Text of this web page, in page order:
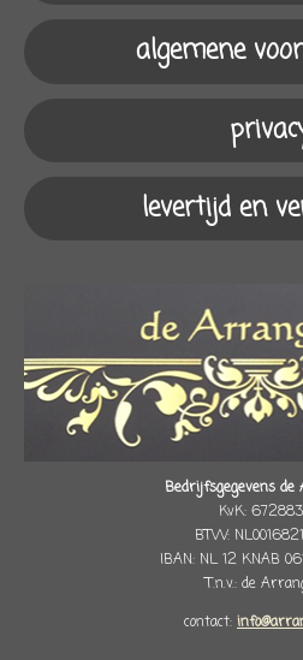
o
k
r
a
m
algemene
levertijd en
Bedrijfsgegevens de
KvK:
BTW:
IBAN: NL 12 KNAB
T.n.v.: de
contact: